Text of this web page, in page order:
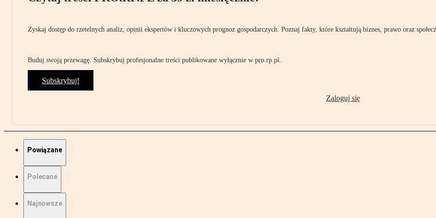
Zyskaj dostęp do rzetelnych analiz, opinii ekspertów i kluczowych prognoz gospodarczych. Poznaj fakty, które kształtują biznes, prawo oraz
Buduj swoją przewagę. Subskrybuj profesjonalne treści publikowane wyłącznie w pro.rp.pl.
Subskrybuj!
Zaloguj się
Powiązane
Polecane
Najnowsze